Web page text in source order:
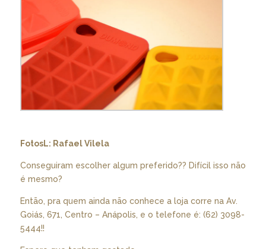
FotosL: Rafael Vilela
Conseguiram escolher algum preferido?? Difícil isso não
é mesmo?
Então, pra quem ainda não conhece a loja corre na Av.
Goiás, 671, Centro – Anápolis, e o telefone é: (62) 3098-
5444!!